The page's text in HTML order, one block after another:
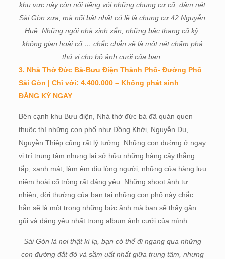
khu vực này còn nổi tiếng với những chung cư cũ, đậm nét
Sài Gòn xưa, mà nổi bật nhất có lẽ là chung cư 42 Nguyễn
Huệ. Những ngôi nhà xinh xắn, những bậc thang cũ kỹ,
không gian hoài cổ,… chắc chắn sẽ là một nét chấm phá
thú vị cho bộ ảnh cưới của bạn.
3. Nhà Thờ Đức Bà-Bưu Điện Thành Phố- Đường Phố
Sài Gòn | Chỉ với: 4.400.000 – Không phát sinh
ĐĂNG KÝ NGAY
Bên cạnh khu Bưu điện, Nhà thờ đức bà đã quán quen
thuộc thì những con phố như Đồng Khởi, Nguyễn Du,
Nguyễn Thiệp cũng rất lý tưởng. Những con đường ở ngay
vị trí trung tâm nhưng lại sở hữu những hàng cây thẳng
tắp, xanh mát, làm êm dịu lòng người, những cửa hàng lưu
niệm hoài cổ trông rất đáng yêu. Những shoot ảnh tự
nhiên, đời thường của bạn tại những con phố này chắc
hẳn sẽ là một trong những bức ảnh mà bạn sẽ thấy gần
gũi và đáng yêu nhất trong album ảnh cưới của mình.
Sài Gòn là nơi thật kì lạ, bạn có thể đi ngang qua những
con đường đắt đỏ và sầm uất nhất giữa trung tâm, nhưng